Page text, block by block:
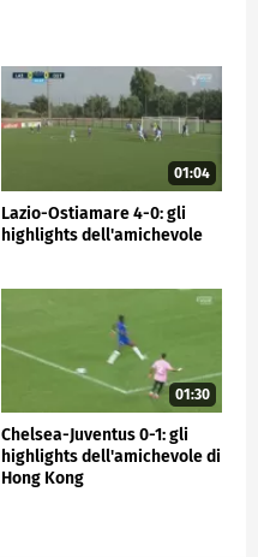
01:04
Lazio-Ostiamare 4-0: gli
highlights dell'amichevole
01:30
Chelsea-Juventus 0-1: gli
highlights dell'amichevole di
Hong Kong